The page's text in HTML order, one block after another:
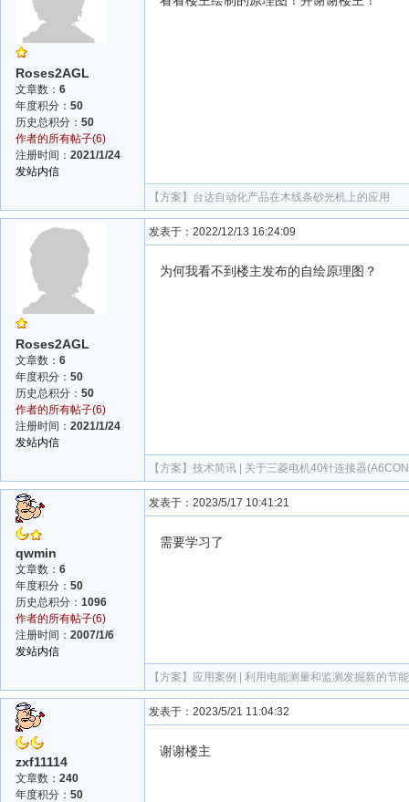
Roses2AGL
文章数： 6
年度积分： 50
历史总积分： 50
作者的所有帖子(6)
注册时间： 2021/1/24
发站内信
【方案】 台达自动化产品在木线条砂光机上的应用
Roses2AGL
文章数： 6
年度积分： 50
历史总积分： 50
作者的所有帖子(6)
注册时间： 2021/1/24
发站内信
发表于：2022/12/13 16:24:09
为何我看不到楼主发布的自绘原理图？
【方案】 技术简讯 | 关于三菱电机40针连接器
qwmin
文章数： 6
年度积分： 50
历史总积分： 1096
作者的所有帖子(6)
注册时间： 2007/1/6
发站内信
发表于：2023/5/17 10:41:21
需要学习了
【方案】 应用案例 | 利用电能测量和监测发掘新的节
zxf11114
文章数： 240
年度积分： 50
发表于：2023/5/21 11:04:32
谢谢楼主